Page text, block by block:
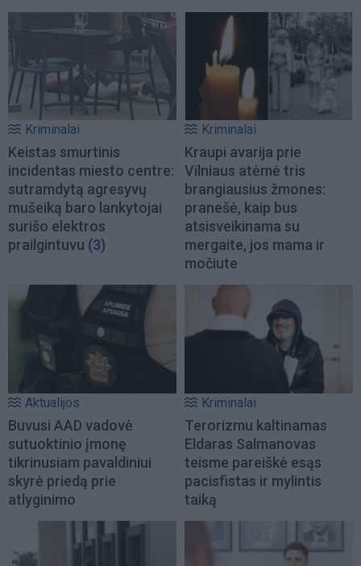
Kriminalai
Keistas smurtinis
incidentas miesto centre:
sutramdytą agresyvų
mušeiką baro lankytojai
surišo elektros
prailgintuvu (3)
Kriminalai
Kraupi avarija prie
Vilniaus atėmė tris
brangiausius žmones:
pranešė, kaip bus
atsisveikinama su
mergaite, jos mama ir
močiute
Aktualijos
Buvusi AAD vadovė
sutuoktinio įmonę
tikrinusiam pavaldiniui
skyrė priedą prie
atlyginimo
Kriminalai
Terorizmu kaltinamas
Eldaras Salmanovas
teisme pareiškė esąs
pacisfistas ir mylintis
taiką